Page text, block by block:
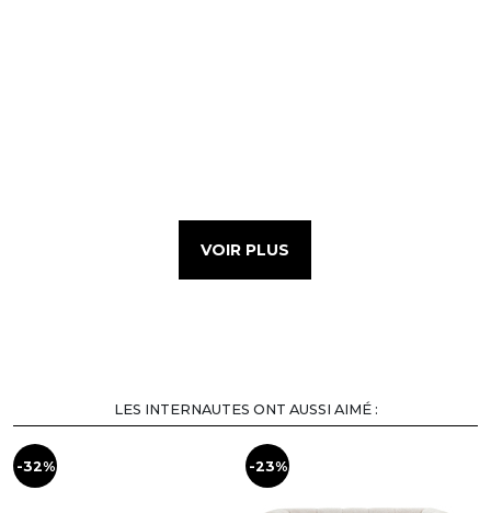
VOIR PLUS
LES INTERNAUTES ONT AUSSI AIMÉ :
-32% -23%